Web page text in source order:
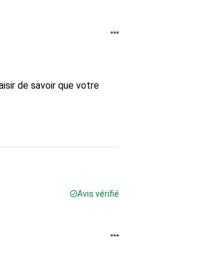
de savoir que votre
Avis vérifié